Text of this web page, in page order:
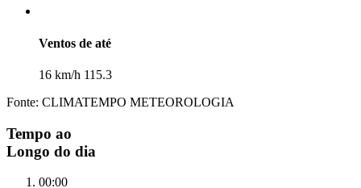
Ventos de até
16 km/h 115.3
Fonte: CLIMATEMPO METEOROLOGIA
Tempo ao
Longo do dia
00:00